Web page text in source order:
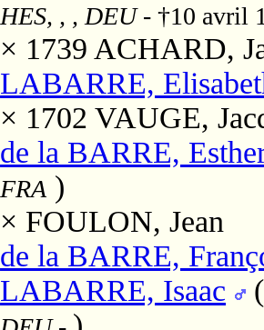
HES, , , DEU- †10 avril
× 1739 ACHARD,
LABARRE,
× 1702 VAUGE,
de la BARRE,
FRA )
× FOULON, Jean
de la BARRE,
LABARRE, Isaac